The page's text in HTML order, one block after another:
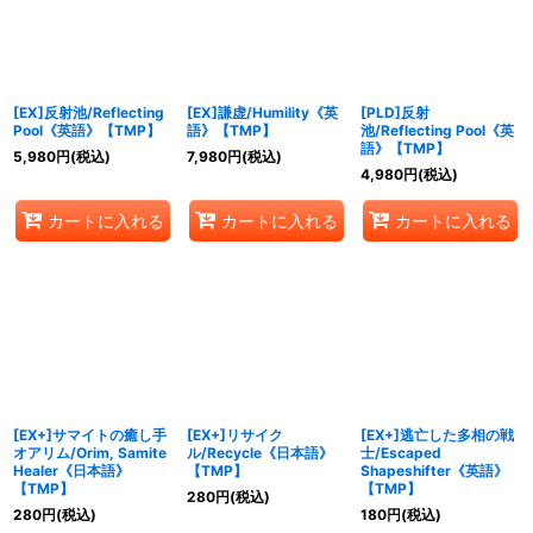
[EX]反射池/Reflecting
Pool《英語》【TMP】
5,980円(税込)
カートに入れる
[EX]謙虚/Humility《英
語》【TMP】
7,980円(税込)
カートに入れる
[PLD]反射
池/Reflecting Pool《英
語》【TMP】
4,980円(税込)
カートに入れる
[EX+]サマイトの癒し手
オアリム/Orim, Samite
Healer《日本語》
【TMP】
280円(税込)
[EX+]リサイク
ル/Recycle《日本語》
【TMP】
280円(税込)
[EX+]逃亡した多相の戦
士/Escaped
Shapeshifter《英語》
【TMP】
180円(税込)